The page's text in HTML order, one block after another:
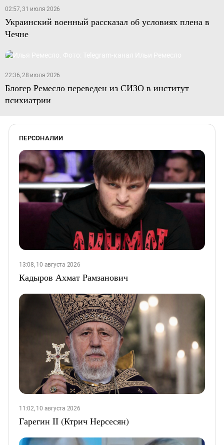
02:57, 31 июля 2026
Украинский военный рассказал об условиях плена в
Чечне
22:36, 28 июля 2026
Блогер Ремесло переведен из СИЗО в институт
психиатрии
ПЕРСОНАЛИИ
13:08, 10 августа 2026
Кадыров Ахмат Рамзанович
11:02, 10 августа 2026
Гарегин II (Ктрич Нерсесян)